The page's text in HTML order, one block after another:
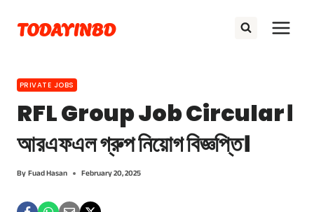
content
TODAYINBD
PRIVATE JOBS
RFL Group Job Circular।
আরএফএল গ্রুপ নিয়োগ বিজ্ঞপ্তি।
ByFuad Hasan February 20, 2025